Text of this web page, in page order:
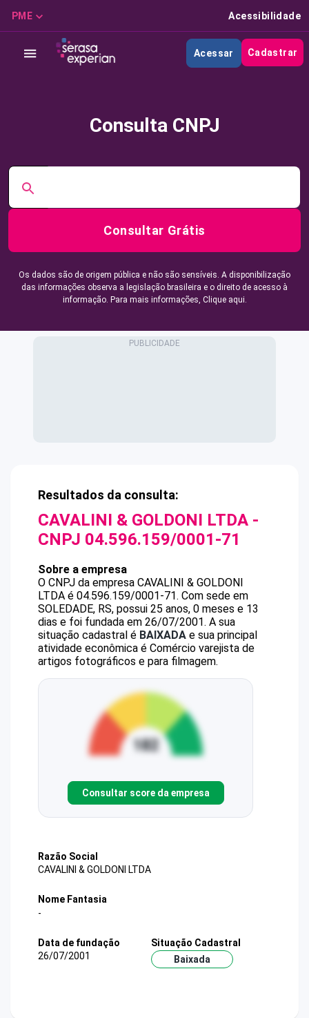
PME Acessibilidade
Acessar Cadastrar
Consulta CNPJ
Consultar Grátis
Os dados são de origem pública e não são sensíveis. A disponibilização
das informações observa a legislação brasileira e o direito de acesso à
informação. Para mais informações, Clique aqui.
Resultados da consulta:
CAVALINI & GOLDONI LTDA -
CNPJ 04.596.159/0001-71
Sobre a empresa
O CNPJ da empresa CAVALINI & GOLDONI
LTDA é 04.596.159/0001-71. Com sede em
SOLEDADE, RS, possui 25 anos, 0 meses e 13
dias e foi fundada em 26/07/2001. A sua
situação cadastral é BAIXADA e sua principal
atividade econômica é Comércio varejista de
artigos fotográficos e para filmagem.
Consultar score da empresa
Razão Social
CAVALINI & GOLDONI LTDA
Nome Fantasia
-
Data de fundação
26/07/2001
Situação Cadastral
Baixada